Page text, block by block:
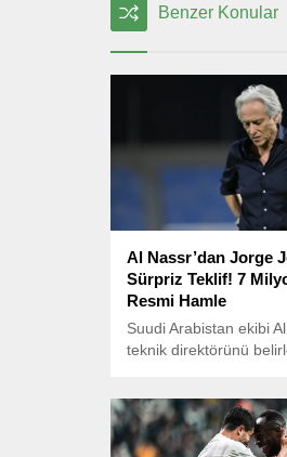
Benzer Konular
Al Nassr’dan Jorge
Sürpriz Teklif! 7
Resmi Hamle
Suudi Arabistan ekibi
teknik direktörünü
Arriyadiyah
göre, kulüp yetkilileri,